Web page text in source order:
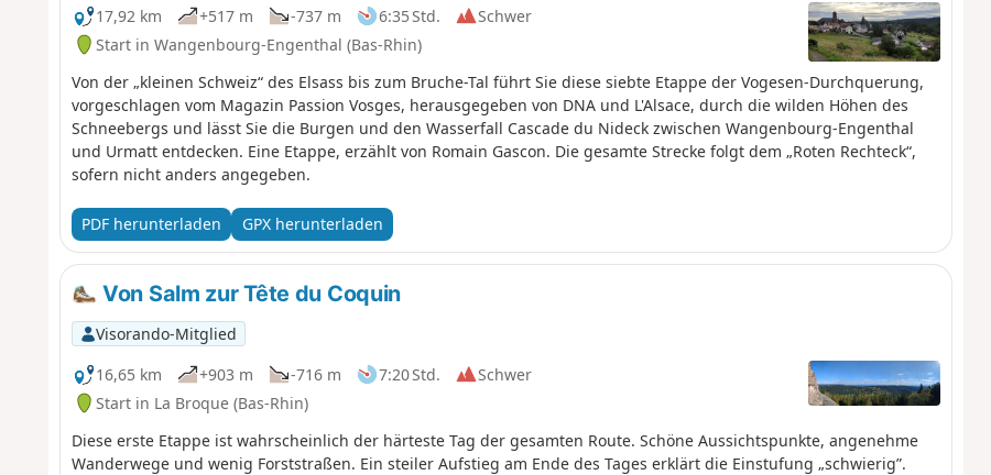
17,92 km
+517 m -737 m 6:35 Std.
Schwer
Start in Wangenbourg-Engenthal (Bas-Rhin)
Von der „kleinen Schweiz“ des Elsass bis zum Bruche-Tal führt Sie diese siebte Etappe der Vogesen-Durchquerung,
vorgeschlagen vom Magazin Passion Vosges, herausgegeben von DNA und L'Alsace, durch die wilden Höhen des
Schneebergs und lässt Sie die Burgen und den Wasserfall Cascade du Nideck zwischen Wangenbourg-Engenthal
und Urmatt entdecken. Eine Etappe, erzählt von Romain Gascon. Die gesamte Strecke folgt dem „Roten Rechteck“,
sofern nicht anders angegeben.
PDF herunterladen GPX herunterladen
Von Salm zur Tête du Coquin
Visorando-Mitglied
16,65 km
+903 m -716 m 7:20 Std.
Schwer
Start in La Broque (Bas-Rhin)
Diese erste Etappe ist wahrscheinlich der härteste Tag der gesamten Route. Schöne Aussichtspunkte, angenehme
Wanderwege und wenig Forststraßen. Ein steiler Aufstieg am Ende des Tages erklärt die Einstufung „schwierig”.